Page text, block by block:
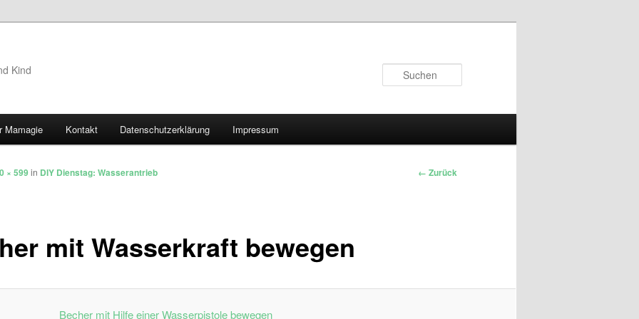
Kind
Mamagie Kontakt Datenschutzerklärung Impressum
← Zurück
mit Wasserkraft bewegen
× 599in DIY Dienstag: Wasserantrieb